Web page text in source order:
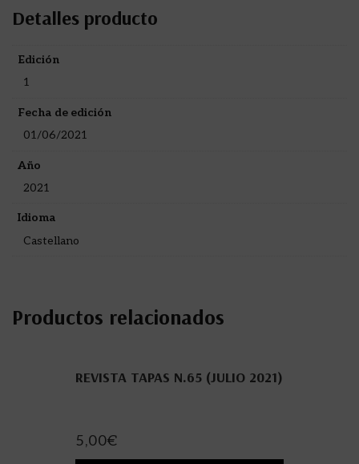
Detalles producto
Edición
1
Fecha de edición
01/06/2021
Año
2021
Idioma
Castellano
Productos relacionados
REVISTA TAPAS N.65 (JULIO 2021)
5,00€